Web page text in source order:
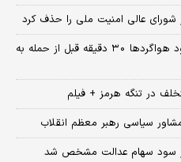
عالی امنیت ملی را حذف کرد
زئیس سازمان هواپیمایی: گزارش ورود هواگردها ٣٠ دقیقه قبل از حمله به
در تنگه هرمز + فیلم
سیاسی رهبر معظم انقلاب
سود سهام عدالت مشخص شد